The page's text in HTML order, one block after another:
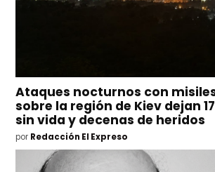
Ataques nocturnos con
sobre la región de Kiev dejan
sin vida y decenas de heridos
por Redacción El Expreso